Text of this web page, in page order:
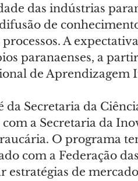
das indústrias
de
A
paranaenses, a
de Aprendizagem
da Secretaria da
a Secretaria da
O programa
com a Federação
estratégias de